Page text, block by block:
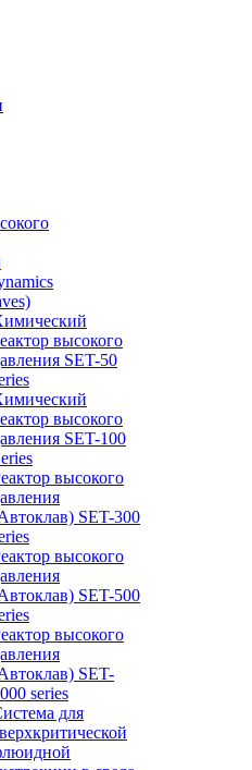
высокого
SET-50
высокого
SET-100
высокого
SET-300
высокого
SET-500
высокого
SET-
series
для